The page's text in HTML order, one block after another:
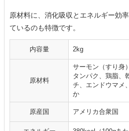
原材料に、消化吸収とエネルギー効
ているのも特徴です。
内容量 2kg
原材料
サーモン（すり身
タンパク、鶏脂、
チ、エンドウマメ
か
原産国 アメリカ合衆国